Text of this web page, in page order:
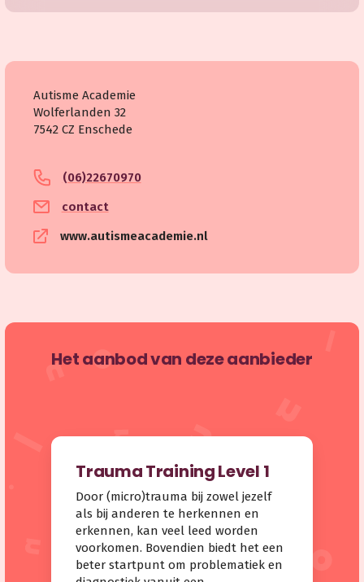
Autisme Academie
Wolferlanden 32
7542 CZ Enschede
(06)22670970
contact
www.autismeacademie.nl
Het aanbod van deze aanbieder
Trauma Training Level 1
Door (micro)trauma bij zowel jezelf
als bij anderen te herkennen en
erkennen, kan veel leed worden
voorkomen. Bovendien biedt het een
beter startpunt om problematiek en